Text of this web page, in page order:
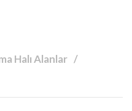
Halı Alanlar